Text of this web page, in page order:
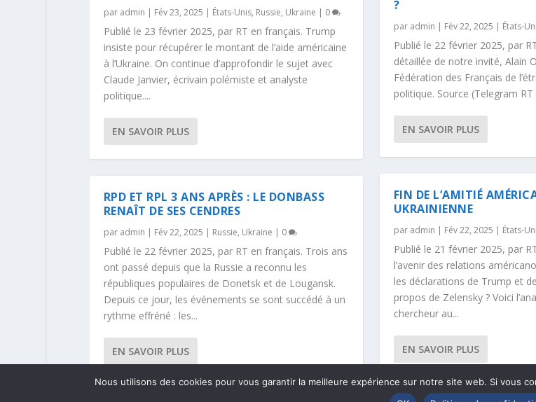
par admin | Fév 23, 2025 | États-Unis, Russie, Ukraine | 0
Publié le 23 février 2025, par RT en français. Trump
insiste pour récupérer le montant de l’aide américaine
à l’Ukraine. On continue d’approfondir le sujet avec
Claude Janvier, écrivain polémiste et analyste
politique....
EN SAVOIR PLUS
RPD ET RPL 3 ANS APRÈS : LE DONBASS
RENAÎT DE SES CENDRES
par admin | Fév 22, 2025 | Russie, Ukraine | 0
Publié le 22 février 2025, par RT en français. Trois ans
ont passé depuis que la Russie a reconnu les
républiques populaires de Donetsk et de Lougansk.
Depuis ce jour, les événements se sont succédé à un
rythme effréné : les...
EN SAVOIR PLUS
?
par admin | Fév 22, 2025 | États-
Publié le 22 février 2025, par
détaillée de notre invité, Alain
Fédération des Français de
politique. Source (Telegram RT
EN SAVOIR PLUS
FIN DE L’AMITIÉ
UKRAINIENNE
par admin | Fév 22, 2025 | États-
Publié le 21 février 2025, par
l’avenir des relations
les déclarations de Trump et
propos de Zelensky ? Voici
chercheur au...
EN SAVOIR PLUS
Nous utilisons des cookies pour vous garantir la meilleure expérience sur notre site web. Si vous